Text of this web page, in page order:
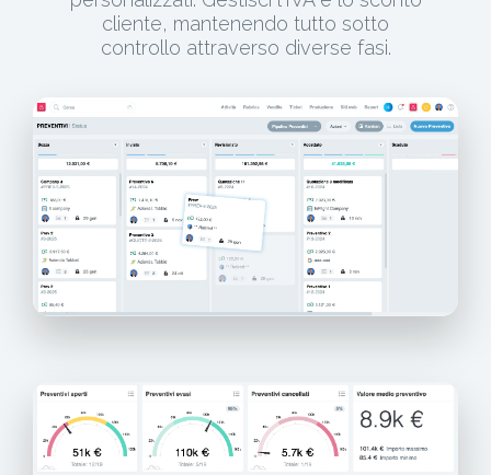
cliente, mantenendo tutto sotto
controllo attraverso diverse fasi.